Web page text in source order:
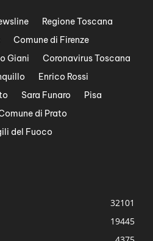
Regione Toscana
Comune di Firenze
Giani
Coronavirus Toscana
Enrico Rossi
Sara Funaro
Pisa
di Prato
del Fuoco
32101
19445